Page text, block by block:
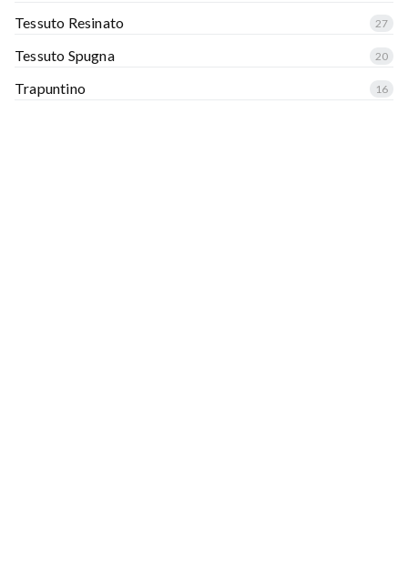
Tessuto Resinato 27
Tessuto Spugna 20
Trapuntino 16